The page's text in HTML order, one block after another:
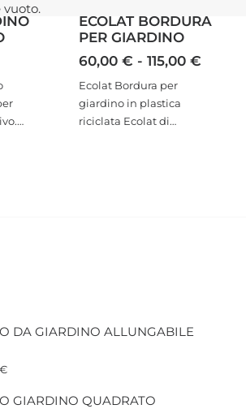
vuoto.
ECOLAT BORDURA
PER GIARDINO
60,00 € - 115,00 €
Ecolat Bordura per
giardino in plastica
riciclata Ecolat di…
DA GIARDINO ALLUNGABILE
€
GIARDINO QUADRATO